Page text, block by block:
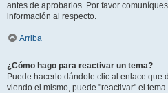
antes de aprobarlos. Por favor
información al respecto.
Arriba
¿Cómo hago para reactivar un tema?
Puede hacerlo dándole clic al enlace que
viendo el mismo, puede "reactivar" el